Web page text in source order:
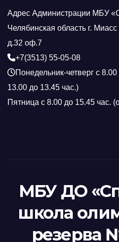
Адрес Администрации МБУ
Челябинская область г.
д.32 оф.7
+7(3513) 55-05-08
Понедельник-четверг с
13.00 до 13.45 час.)
Пятница с 8.00 до 15.45 час.
МБУ ДО
школа
резерва